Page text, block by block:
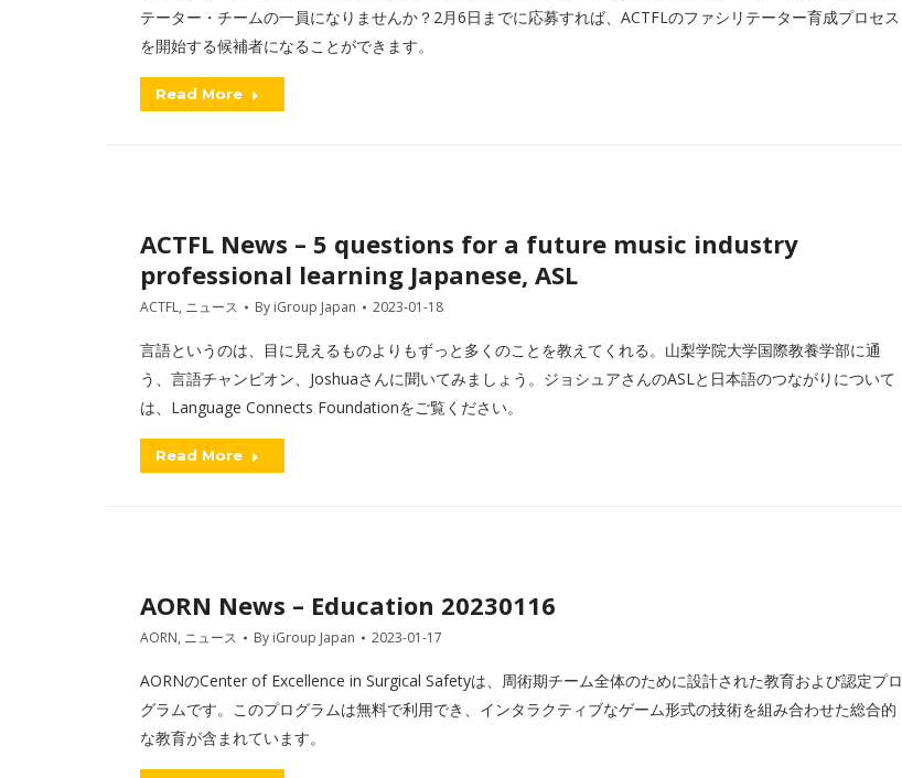
テーター・チームの一員になりませんか？2月6日までに応募すれば、ACTFLのファシリテーター育成プロセス
を開始する候補者になることができます。
Read More
ACTFL News – 5 questions for a future music industry
professional learning Japanese, ASL
ACTFL, ニュース By iGroup Japan 2023-01-18
言語というのは、目に見えるものよりもずっと多くのことを教えてくれる。山梨学院大学国際教養学部に通
う、言語チャンピオン、Joshuaさんに聞いてみましょう。ジョシュアさんのASLと日本語のつながりについて
は、Language Connects Foundationをご覧ください。
Read More
AORN News – Education 20230116
AORN, ニュース By iGroup Japan 2023-01-17
AORNのCenter of Excellence in Surgical Safetyは、周術期チーム全体のために設計された教育および認定プロ
グラムです。このプログラムは無料で利用でき、インタラクティブなゲーム形式の技術を組み合わせた総合的
な教育が含まれています。